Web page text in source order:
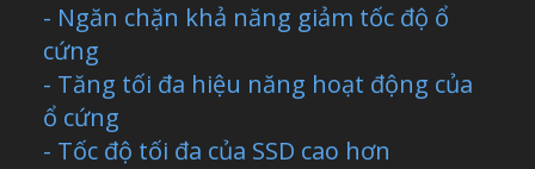
- Ngăn chặn khả năng giảm tốc độ ổ
cứng
- Tăng tối đa hiệu năng hoạt động của
ổ cứng
- Tốc độ tối đa của SSD cao hơn